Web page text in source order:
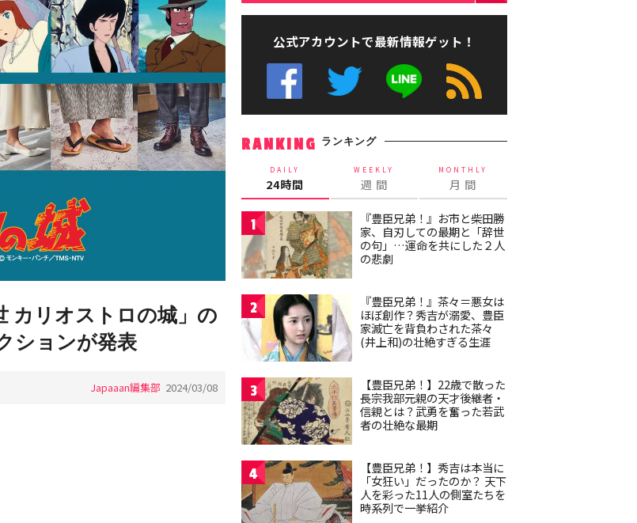
カリオストロの城」の
ションが発表
Japaaan編集部 2024/03/08
公式アカウントで最新情報ゲット！
RANKING ランキング
DAILY
24時間
WEEKLY
週 間
MONTHLY
月 間
1
『豊臣兄弟！』お市と柴田勝
家、自刃しての最期と「辞世
の句」…運命を共にした２人
の悲劇
2
『豊臣兄弟！』茶々＝悪女は
ほぼ創作？秀吉が溺愛、豊臣
家滅亡を背負わされた茶々
(井上和)の壮絶すぎる生涯
3
【豊臣兄弟！】22歳で散った
長宗我部元親の天才後継者・
信親とは？武勇を奮った若武
者の壮絶な最期
4
【豊臣兄弟！】秀吉は本当に
「女狂い」だったのか？ 天下
人を彩った11人の側室たちを
時系列で一挙紹介